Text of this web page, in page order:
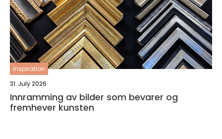
inspiration
31. July 2026
Innramming av bilder som bevarer og
fremhever kunsten